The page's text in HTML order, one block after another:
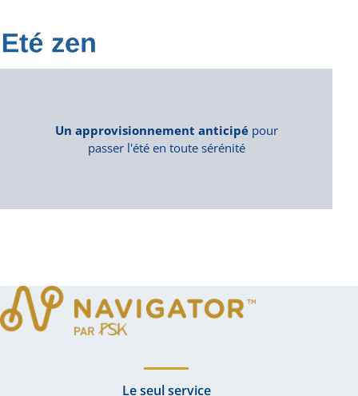
Un approvisionnement anticipépour
passer l'été en toute sérénité
Le seul service